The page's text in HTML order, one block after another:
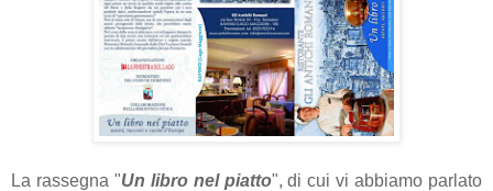
La rassegna "Un libro nel piatto", di cui vi abbiamo parlato